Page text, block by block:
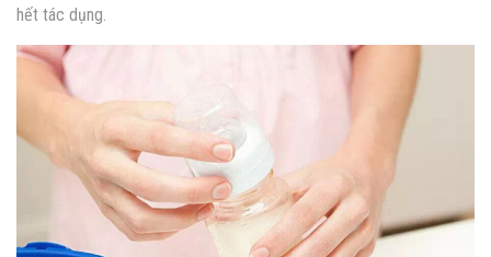
hết tác dụng.